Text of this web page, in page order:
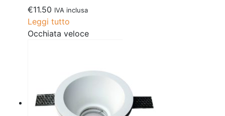
€11.50 IVA inclusa
Leggi tutto
Occhiata veloce